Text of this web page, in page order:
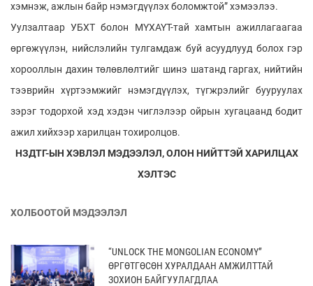
хэмнэж, ажлын байр нэмэгдүүлэх боломжтой” хэмээлээ.
Уулзалтаар УБХТ болон МҮХАҮТ-тай хамтын ажиллагаагаа
өргөжүүлэн, нийслэлийн тулгамдаж буй асуудлууд болох гэр
хорооллын дахин төлөвлөлтийг шинэ шатанд гаргах, нийтийн
тээврийн хүртээмжийг нэмэгдүүлэх, түгжрэлийг бууруулах
зэрэг тодорхой хэд хэдэн чиглэлээр ойрын хугацаанд бодит
ажил хийхээр харилцан тохиролцов.
НЗДТГ-ЫН ХЭВЛЭЛ МЭДЭЭЛЭЛ, ОЛОН НИЙТТЭЙ ХАРИЛЦАХ
ХЭЛТЭС
ХОЛБООТОЙ МЭДЭЭЛЭЛ
“UNLOCK THE MONGOLIAN ECONOMY”
ӨРГӨТГӨСӨН ХУРАЛДААН АМЖИЛТТАЙ
ЗОХИОН БАЙГУУЛАГДЛАА